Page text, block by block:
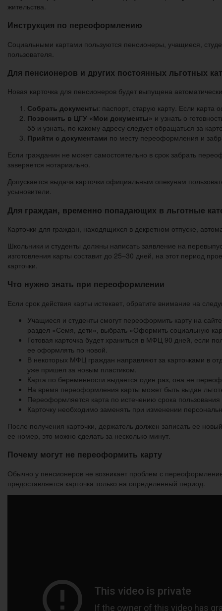
жительства.
Инструкция по переоформлению
Социальными картами пользуются пенсионеры, учащиеся,
пользователя.
Для пенсионеров и других постоянных льготных
Новая карточка для пенсионеров будет выпущена
Собрать документы: паспорт, старую карту. Если
Позвонить в ЦГУ «Мои документы» и узнать о
55 и узнать, по какому адресу следует обращаться за
Прийти с документами по месту переоформления и
Если гражданин не может самостоятельно в срок забрать
заверяется нотариально.
Допускается выдача карточки официальным опекунам
усыновители.
Для граждан, временно попадающих в льготные
Карточки для граждан, находящихся в декретном отпуске,
Школьники и студенты должны написать заявление на
изготовления карты составит до 25–30 дней, на этот период
карточки.
Что нужно знать при переоформлении
Если срок действия карты истекает, обратите внимание на
Учащиеся и студенты смогут переоформить карту на
раздел «Семя, дети», выбрать «Оформить социальную
Готовая карточка будет храниться в МФЦ 90 дней, если
ее оформлять по новой.
В некоторых МФЦ граждан направляют за карточками в
уже пришел за новым пластиком.
Карта по беременности выдается один раз, она не
На время переоформления карты может быть выдан
Переоформляется карта по истечению срока пользования
Карточку необходимо заменять при изменении
После получения карточки, держатель должен записать ее
ее номер, это можно сделать за несколько минут.
Почему могут не переоформить карту
Обычно у пенсионеров не возникает проблем с
предоставляется карточка только на определенный период.